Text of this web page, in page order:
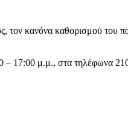
τον κανόνα καθορισμού
– 17:00 μ.μ., στα τηλέφωνα